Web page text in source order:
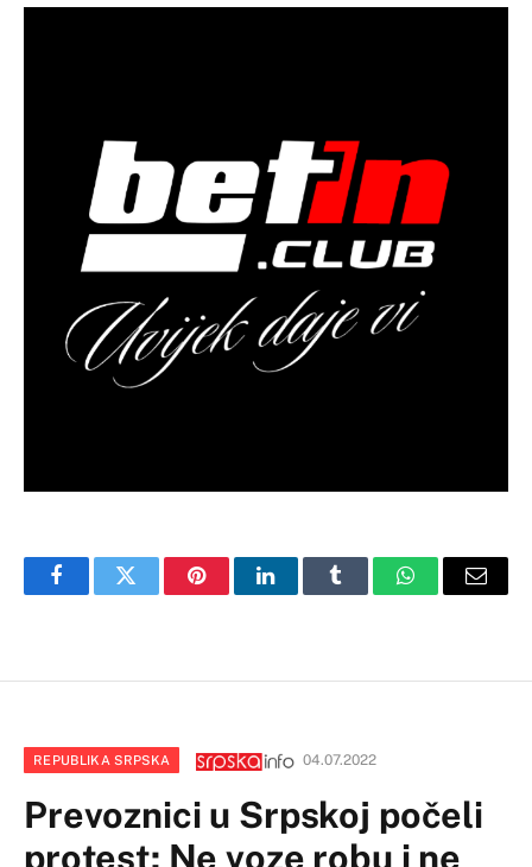
FacebookTwitter PinterestLinkedInTumblr WhatsAppEmail
REPUBLIKA SRPSKA 04.07.2022
Prevoznici u Srpskoj počeli
protest: Ne voze robu i ne